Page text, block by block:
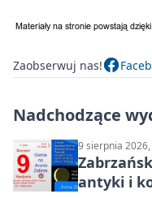
Zaobserwuj nas!
Nadchodzące
9 sierpnia
antyki i